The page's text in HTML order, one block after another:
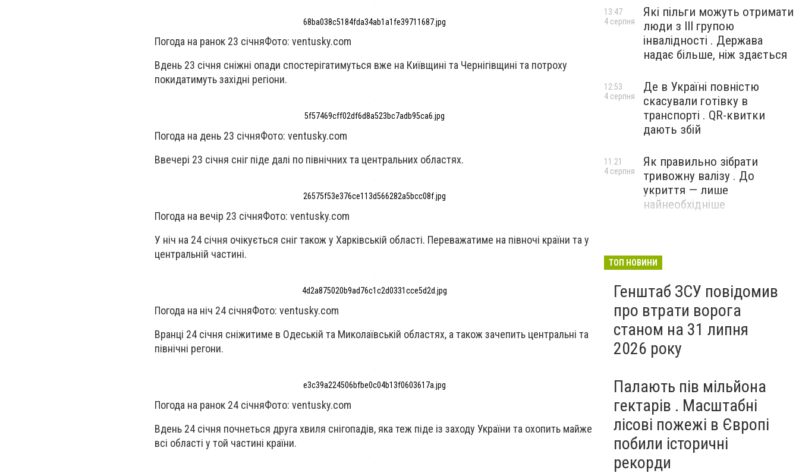
68ba038c5184fda34ab1a1fe39711687.jpg
Погода на ранок 23 січняФото: ventusky.com
Вдень 23 січня сніжні опади спостерігатимуться вже на Київщині та Чернігівщині та потроху
покидатимуть західні регіони.
5f57469cff02df6d8a523bc7adb95ca6.jpg
Погода на день 23 січняФото: ventusky.com
Ввечері 23 січня сніг піде далі по північних та центральних областях.
26575f53e376ce113d566282a5bcc08f.jpg
Погода на вечір 23 січняФото: ventusky.com
У ніч на 24 січня очікується сніг також у Харківській області. Переважатиме на півночі країни та у
центральній частині.
4d2a875020b9ad76c1c2d0331cce5d2d.jpg
Погода на ніч 24 січняФото: ventusky.com
Вранці 24 січня сніжитиме в Одеській та Миколаївській областях, а також зачепить центральні та
північні регони.
e3c39a224506bfbe0c04b13f0603617a.jpg
Погода на ранок 24 січняФото: ventusky.com
Вдень 24 січня почнеться друга хвиля снігопадів, яка теж піде із заходу України та охопить майже
всі області у той частині країни.
Які пільги можуть отримати
люди з III групою
інвалідності . Держава
надає більше, ніж здається
13:47
4 серпня
Де в Україні повністю
скасували готівку в
транспорті . QR-квитки
дають збій
12:53
4 серпня
Як правильно зібрати
тривожну валізу . До
укриття — лише
найнеобхідніше
11:21
4 серпня
ТОП НОВИНИ
Генштаб ЗСУ повідомив
про втрати ворога
станом на 31 липня
2026 року
Палають пів мільйона
гектарів . Масштабні
лісові пожежі в Європі
побили історичні
рекорди